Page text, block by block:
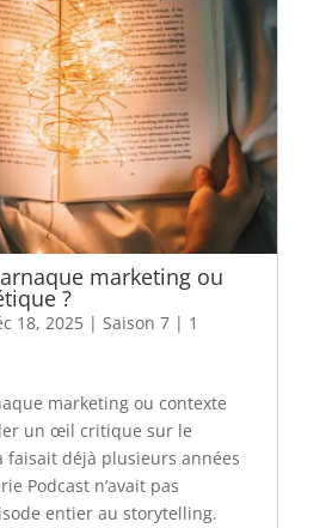
marketing ou
?
18, 2025| Saison 7| 1
marketing ou contexte
un œil critique sur le
faisait déjà plusieurs années
Podcast n’avait pas
entier au storytelling.